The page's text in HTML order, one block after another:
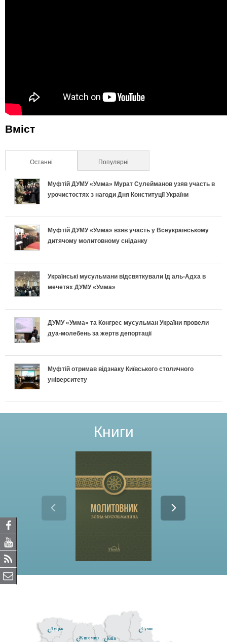
Вміст
Останні (активна вкладка)Популярні
Муфтій ДУМУ «Умма» Мурат Сулейманов узяв участь в
урочистостях з нагоди Дня Конституції України
Муфтій ДУМУ «Умма» взяв участь у Всеукраїнському
дитячому молитовному сніданку
Українські мусульмани відсвяткували Ід аль-Адха в
мечетях ДУМУ «Умма»
ДУМУ «Умма» та Конгрес мусульман України провели
дуа-молебень за жертв депортації
Муфтій отримав відзнаку Київського столичного
університету
Книги
Житомир Київ
Луцьк Суми